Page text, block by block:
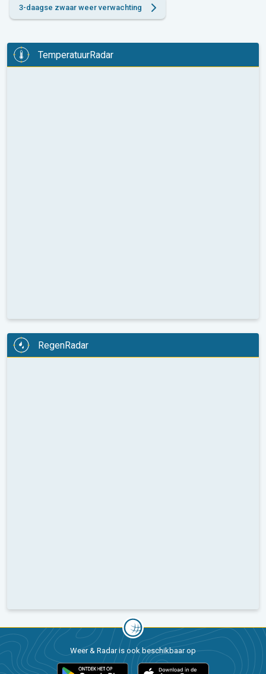
3-daagse zwaar weer verwachting
TemperatuurRadar
RegenRadar
Weer & Radar is ook beschikbaar op